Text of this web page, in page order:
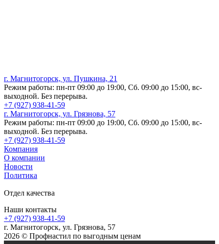
г. Магнитогорск, ул. Пушкина, 21
Режим работы: пн-пт 09:00 до 19:00, Сб. 09:00 до 15:00, вс-
выходной. Без перерыва.
+7 (927) 938-41-59
г. Магнитогорск, ул. Грязнова, 57
Режим работы: пн-пт 09:00 до 19:00, Сб. 09:00 до 15:00, вс-
выходной. Без перерыва.
+7 (927) 938-41-59
Компания
О компании
Новости
Политика
Отдел качества
Наши контакты
+7 (927) 938-41-59
г. Магнитогорск, ул. Грязнова, 57
2026 © Профнастил по выгодным ценам